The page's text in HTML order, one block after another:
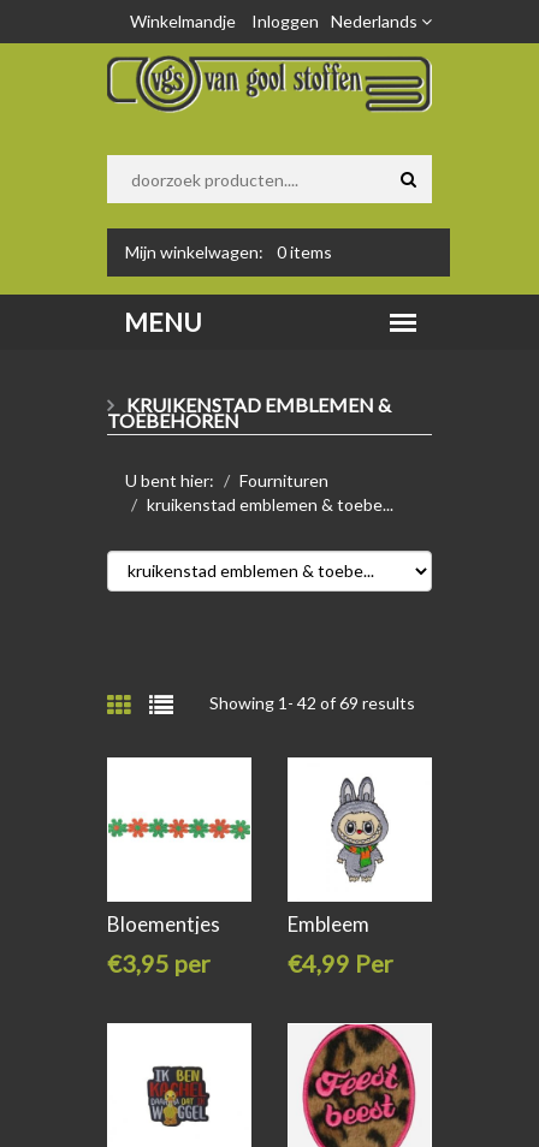
Nederlands
Winkelmandje Inloggen
Mijn winkelwagen: 0items
KRUIKENSTAD EMBLEMEN &
TOEBEHOREN
U bent hier:
Fournituren
kruikenstad emblemen & toebe...
Showing 1- 42 of 69 results
Bloementjes
€3,95 per
Embleem
€4,99 Per